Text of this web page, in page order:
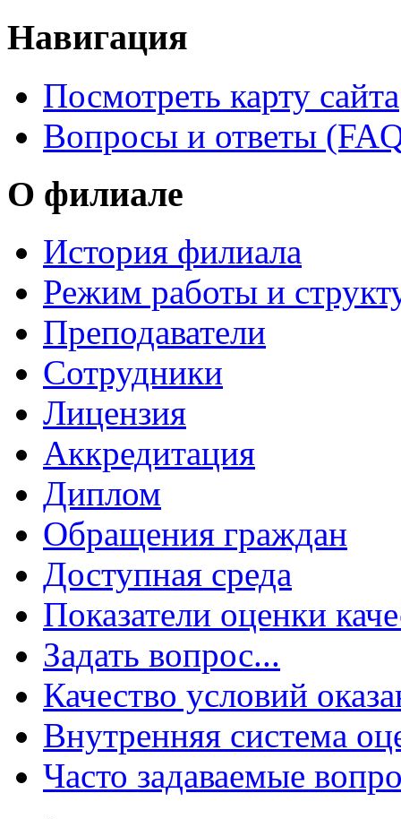
Навигация
Посмотреть карту сайта
Вопросы и ответы
О филиале
История филиала
Режим работы и
Преподаватели
Сотрудники
Лицензия
Аккредитация
Диплом
Обращения граждан
Доступная среда
Показатели оценки
Задать вопрос...
Качество условий
Внутренняя система
Часто задаваемые